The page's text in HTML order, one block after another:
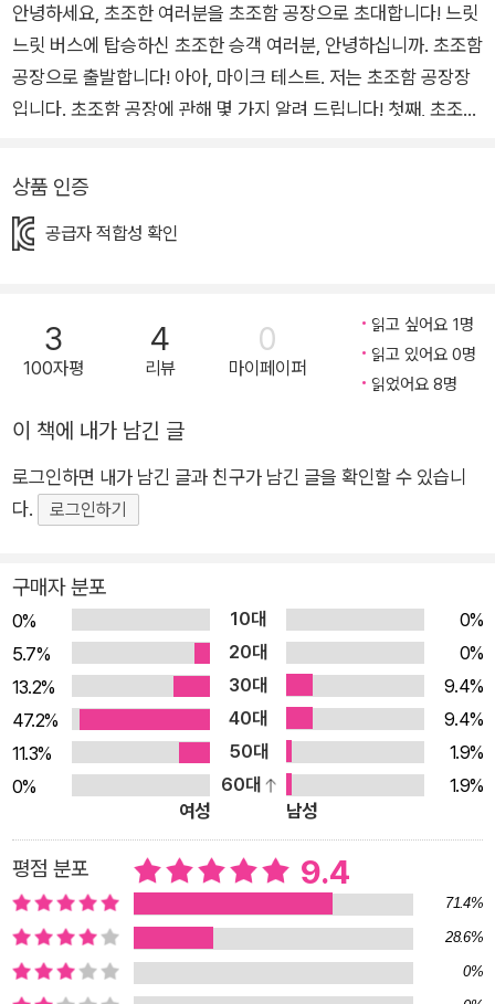
안녕하세요, 초조한 여러분을 초조함 공장으로 초대합니다! 느릿
느릿 버스에 탑승하신 초조한 승객 여러분, 안녕하십니까. 초조함
공장으로 출발합니다! 아아, 마이크 테스트. 저는 초조함 공장장
입니다. 초조함 공장에 관해 몇 가지 알려 드립니다! 첫째, 초조함
조함 공장 직원들은 화면으로 사람들이 얼마나 초조해하는지 지
꾸는 공장입니다. 0000이 무엇인지는, 초조함 공장을 견학하면
주 그림으로 만나는, 신비한 초조함 공장의 비밀 학원을 세 군데
나 다니느라 놀 시간도 없이 늘 초조한 우영이에게 어느 날 초대
장이 도착해요. 겉면에 ‘초조함 공장’이라고 적힌 초대장! 그리고
우영이가 학원으로 가는 버스를 타러 부리나케 정류장으로 향하
자, 수상한 아저씨가 나타나더니 갑자기 초대장을 보여 달라는 게
아니겠어요? 하지만 우영이는 학원에 늦을까 봐 수상한 아저씨
를 뒤로하고 후다닥 버스에 올라타요. 아니 근데, 이게 무슨 일일
게 아니겠어요! 이 느릿느릿한 버스는 ‘초조함 공장’이란 곳에서
멈추더니, 운전석의 수상한 아저씨가 말해요. “저는 이 초조함 공
장의 공장장입니다. 지금부터 견학을 시작하겠습니다.” 대체 우
영이에게 무슨 일이 벌어진 걸까요? 책 속 콜라주 그림으로 멋지
게 탄생한, 초조한 우영이와 수상한 공장장 아저씨가 밝히는 초조
함 공장의 비밀을 함께 만나 보아요! 초조할 필요 없어요, 지금도
충분하니까요. 조금 여유를 가져 보는 건 어때요? 아침 일찍 일어
나 학교에 가고, 학교가 끝나면 영어, 수학, 태권도, 수영, 피아노,
첼로…… 어느새 집에 갈 때가 되면 해가 지고 달이 떠요. 요즘 아
이들, 학원 다니느라 너무 바쁘지요? 이렇게 정신없이 흘러가는
시간 속에서도 혹시 다른 친구들보다 학원을 조금 다니는 건 아닌
지, 내가 남보다 뒤처지는 건 아닌지 걱정하고 초조해하는 아이들
에게 필요한 건 뭘까요? 더 바쁘게 움직이는 것? 대단한 꿈을 갖
상품 인증
공급자 적합성 확인
3
100자평
4
리뷰
0
마이페이퍼
읽고 싶어요 1명
읽고 있어요 0명
읽었어요 8명
이 책에 내가 남긴 글
로그인하면 내가 남긴 글과 친구가 남긴 글을 확인할 수 있습니
다.
로그인하기
구매자 분포
0% 10대
0%
5.7%
20대
0%
13.2%
30대
9.4%
47.2%
40대
9.4%
11.3%
50대
1.9%
0%
60대
1.9%
여성
남성
평점 분포 9.4
71.4%
28.6%
0%